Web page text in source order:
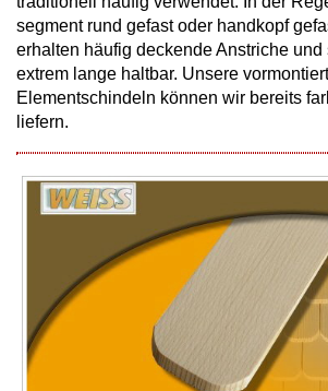
segment rund gefast oder handkopf
erhalten häufig deckende Anstriche und
extrem lange haltbar. Unsere
Elementschindeln können wir bereits
liefern.